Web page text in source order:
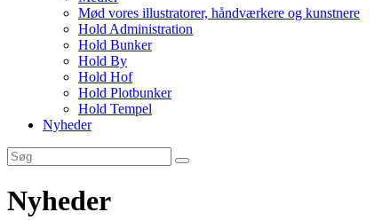
Mød vores illustratorer, håndværkere og kunstnere
Hold Administration
Hold Bunker
Hold By
Hold Hof
Hold Plotbunker
Hold Tempel
Nyheder
Nyheder